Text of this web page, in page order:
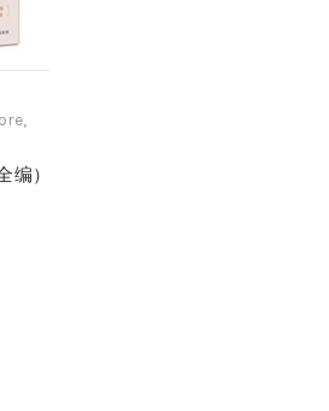
编）